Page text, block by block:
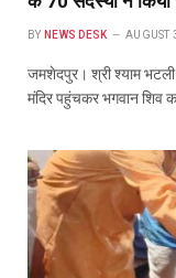
BY NEWS DESK AUGUST
जमशेदपुर। श्री श्याम भटली
मंदिर पहुंचकर भगवान शिव